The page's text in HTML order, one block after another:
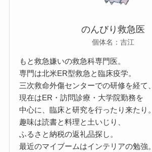
のんびり救急医
個体名：吉江
もと救急嫌いの救急科専門医。
専門は北米ER型救急と臨床疫学。
三次救命外傷センターでの研修を経て、
現在はER・訪問診療・大学院勤務を
中心に、臨床と研究を行ったり来たり。
趣味は読書と料理と土いじり、
ふるさと納税の返礼品探し。
最近のマイブームはインテリアの勉強。